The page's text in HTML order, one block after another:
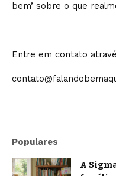
bem’ sobre o que
Entre em contato
Populares
A